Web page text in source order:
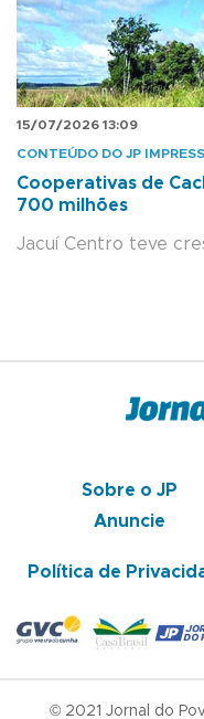
15/07/2026 13:09
CONTEÚDO DO JP
Cooperativas de
700 milhões
Jacuí Centro teve
Sobre o JP
Anuncie
Política de
© 2021 Jornal do